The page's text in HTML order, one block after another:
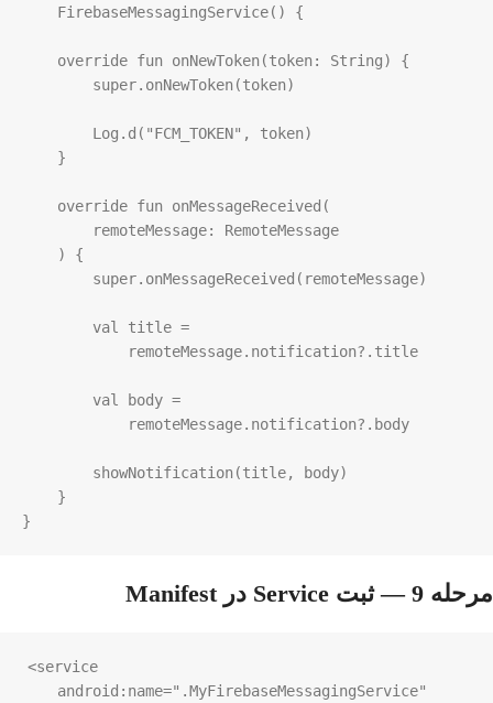
FirebaseMessagingService() {
override fun onNewToken(token: String) {
super. onNewToken(token)
Log . d ( "FCM_TOKEN" , token)
override fun onMessageReceived (
remoteMessage: RemoteMessage
super. onMessageReceived ( remoteMessage)
val title =
remoteMessage. notification? . title
val body =
remoteMessage. notification? . body
showNotification(title, body)
}
مرحله 9 — ثبت Service در Manifest
<service
android:name=".MyFirebaseMessagingService"